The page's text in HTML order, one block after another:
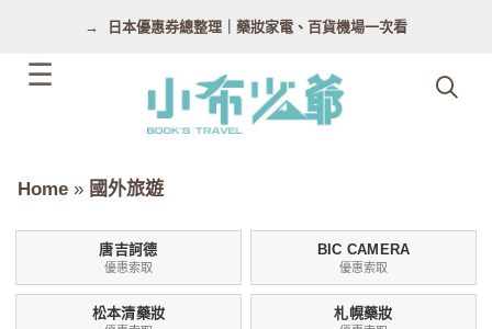
日本優惠券總整理｜藥妝家電、百貨機場一次看
Home » 國外旅遊
唐吉訶德
優惠索取
BIC CAMERA
優惠索取
松本清藥妝 札幌藥妝